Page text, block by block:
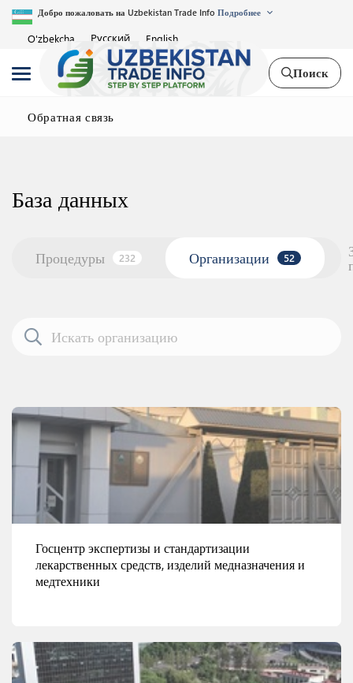
Добро пожаловать на Uzbekistan Trade Info Подробнее
O'zbekcha Русский English
Поиск
Обратная связь
База данных
Процедуры 232 Организации 52
Госцентр экспертизы и стандартизации
лекарственных средств, изделий медназначения и
медтехники